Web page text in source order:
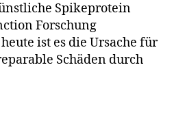
Spikeprotein
Forschung
ist es die Ursache für
Schäden durch